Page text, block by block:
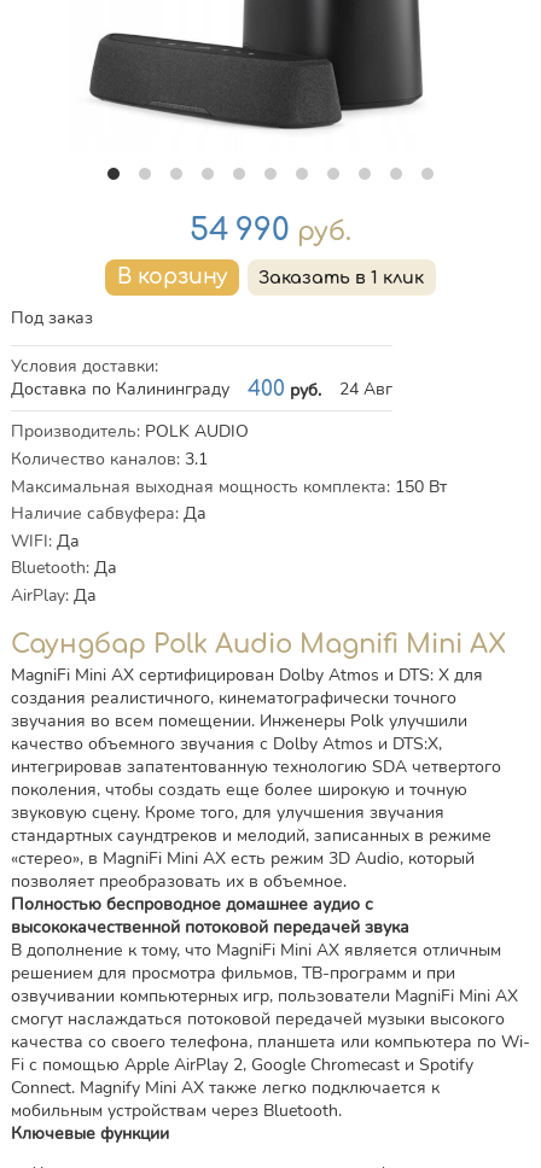
Цена
54 990 руб.
Под заказ
Условия доставки:
Доставка по Калининграду
400 руб.
24 Авг
Характеристики
Производитель: POLK AUDIO
Количество каналов: 3.1
Максимальная выходная мощность комплекта: 150 Вт
Наличие сабвуфера: Да
WIFI: Да
Bluetooth: Да
AirPlay: Да
Саундбар Polk Audio Magnifi Mini AX
MagniFi Mini AX сертифицирован Dolby Atmos и DTS: X для
создания реалистичного, кинематографически точного
звучания во всем помещении. Инженеры Polk улучшили
качество объемного звучания с Dolby Atmos и DTS:X,
интегрировав запатентованную технологию SDA четвертого
поколения, чтобы создать еще более широкую и точную
звуковую сцену. Кроме того, для улучшения звучания
стандартных саундтреков и мелодий, записанных в режиме
«стерео», в MagniFi Mini AX есть режим 3D Audio, который
позволяет преобразовать их в объемное.
Полностью беспроводное домашнее аудио с
высококачественной потоковой передачей звука
В дополнение к тому, что MagniFi Mini AX является отличным
решением для просмотра фильмов, ТВ-программ и при
озвучивании компьютерных игр, пользователи MagniFi Mini AX
смогут наслаждаться потоковой передачей музыки высокого
качества со своего телефона, планшета или компьютера по Wi-
Fi с помощью Apple AirPlay 2, Google Chromecast и Spotify
Connect. Magnify Mini AX также легко подключается к
мобильным устройствам через Bluetooth.
Ключевые функции